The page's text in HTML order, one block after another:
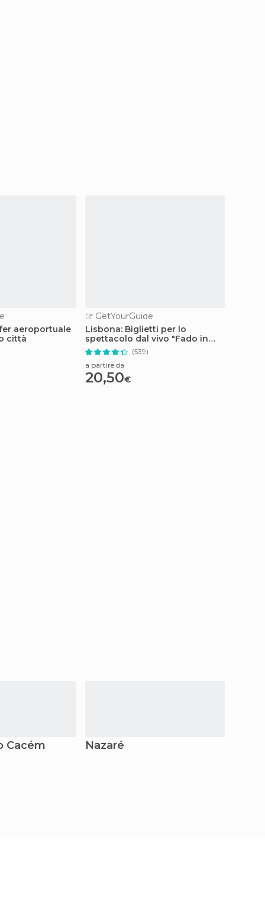
aeroportuale
città
GetYourGuide
Lisbona: Biglietti per lo
spettacolo dal vivo "Fado in
Chiado
(539)
a partire da
20,50€
Cacém Nazaré